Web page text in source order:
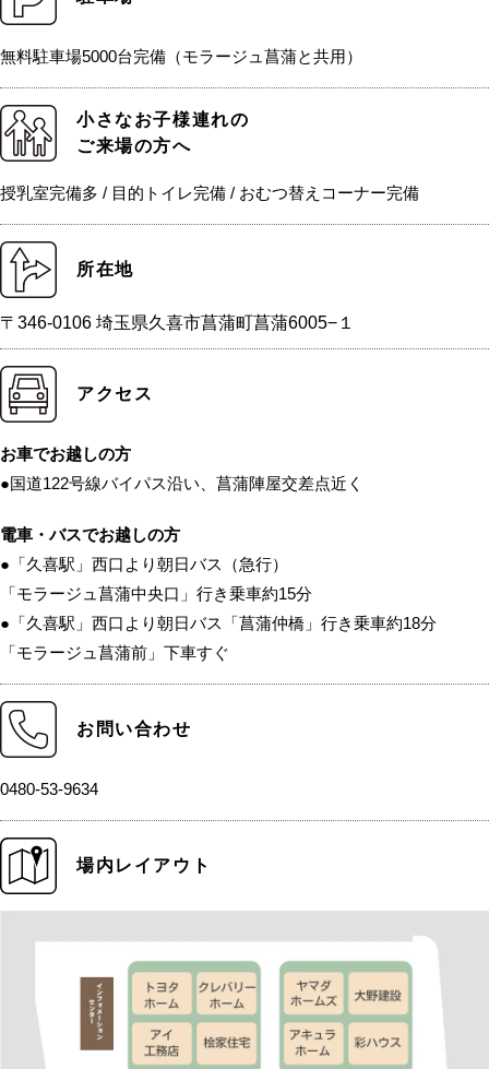
無料駐車場5000台完備（モラージュ菖蒲と共用）
小さなお子様連れの
ご来場の方へ
授乳室完備多 / 目的トイレ完備 / おむつ替えコーナー完備
所在地
〒346-0106 埼玉県久喜市菖蒲町菖蒲6005−１
アクセス
お車でお越しの方
●国道122号線バイパス沿い、菖蒲陣屋交差点近く
電車・バスでお越しの方
●「久喜駅」西口より朝日バス（急行）
「モラージュ菖蒲中央口」行き乗車約15分
●「久喜駅」西口より朝日バス「菖蒲仲橋」行き乗車約18分
「モラージュ菖蒲前」下車すぐ
お問い合わせ
0480-53-9634
場内レイアウト